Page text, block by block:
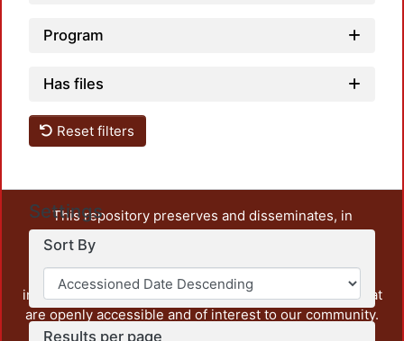
Program
Has files
Reset filters
Settings
Sort By
Results per page
This repository preserves and disseminates, in
unrestricted open access, the teaching and research
output of UAM Azcapotzalco. It also includes some
administrative and graphic documents from the
institution, as well as content from other institutions that
are openly accessible and of interest to our community.